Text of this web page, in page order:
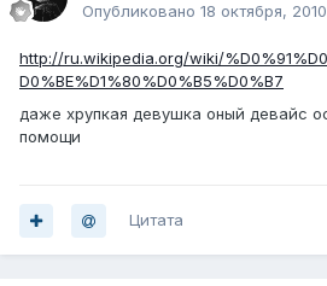
Опубликовано 18 октября, 2010
http://ru.wikipedia.org/wiki/
D0%BE%D1%80%D0%B5%D0%B7
даже хрупкая девушка оный девайс
помощи
Цитата